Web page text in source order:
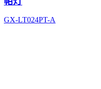
GX-LT024PT-A